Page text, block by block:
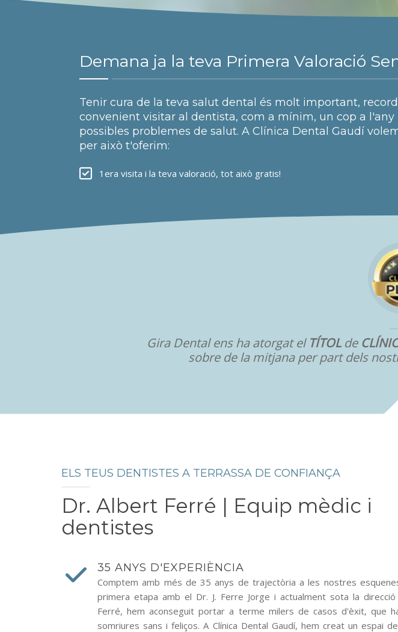
Demana ja la teva Primera Valoració
Tenir cura de la teva salut dental és molt important,
convenient visitar al dentista, com a mínim, un cop a l'any
possibles problemes de salut. A Clínica Dental Gaudí
per això t'oferim:
1era visita i la teva valoració, tot això gratis!
Gira Dental ens ha atorgat el TÍTOLde
sobre de la mitjana per part dels
ELS TEUS DENTISTES A TERRASSA DE CONFIANÇA
Dr. Albert Ferré | Equip mèdic i
dentistes
35 ANYS D'EXPERIÈNCIA
Comptem amb més de 35 anys de trajectòria a les nostres
primera etapa amb el Dr. J. Ferre Jorge i actualment sota la
Ferré, hem aconseguit portar a terme milers de casos d'èxit, que
somriures sans i feliços. A Clínica Dental Gaudí, hem creat un espai